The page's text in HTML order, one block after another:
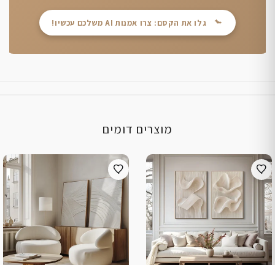
גלו את הקסם: צרו אמנות AI משלכם עכשיו!
מוצרים דומים